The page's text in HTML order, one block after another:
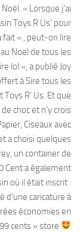
« Lorsque j’ai
Toys R Us’ pour
fait « , peut-on lire
Noël de tous les
lol », a publié Joy
à Sire tous les
R’ Us. Et que
choc et n’y crois
Ciseaux avec
a choisi quelques
un container de
Cent a également
où il était inscrit :
d’une caricature à
économies en
cents » store